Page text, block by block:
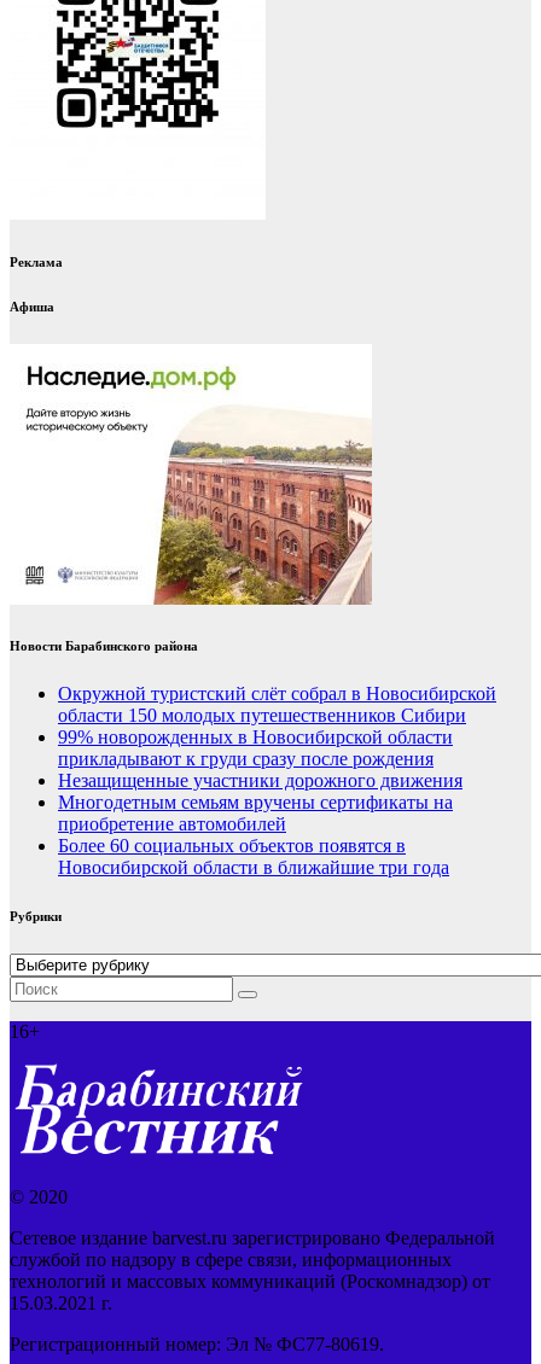
Реклама
Афиша
Новости Барабинского района
Окружной туристский слёт собрал в Новосибирской
области 150 молодых путешественников Сибири
99% новорожденных в Новосибирской области
прикладывают к груди сразу после рождения
Незащищенные участники дорожного движения
Многодетным семьям вручены сертификаты на
приобретение автомобилей
Более 60 социальных объектов появятся в
Новосибирской области в ближайшие три года
Рубрики
Рубрики
16+
© 2020
Сетевое издание barvest.ru зарегистрировано Федеральной
службой по надзору в сфере связи, информационных
технологий и массовых коммуникаций (Роскомнадзор) от
15.03.2021 г.
Регистрационный номер: Эл № ФС77-80619.